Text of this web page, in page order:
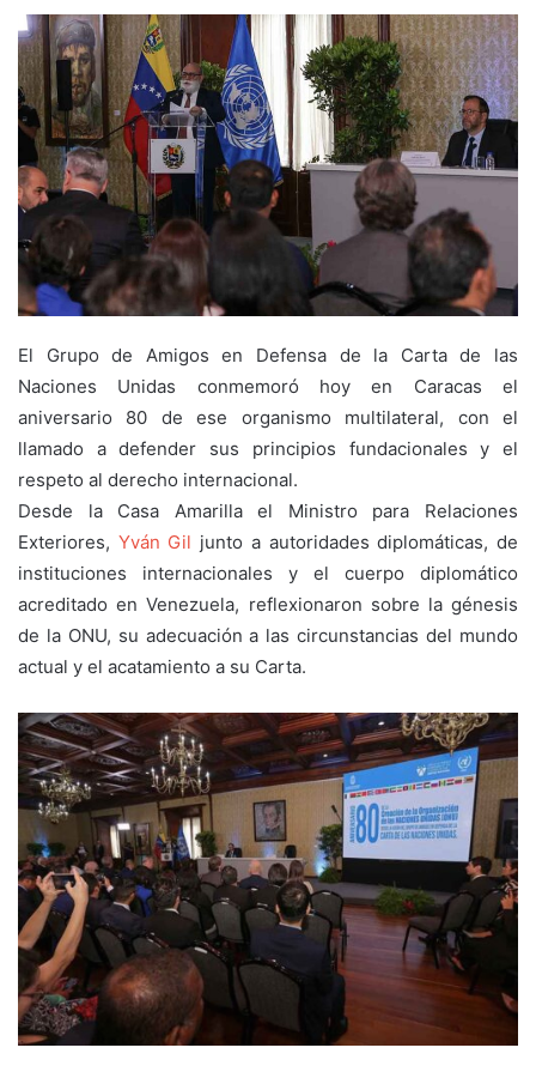
El Grupo de Amigos en Defensa de la Carta de las
Naciones Unidas conmemoró hoy en Caracas el
aniversario 80 de ese organismo multilateral, con el
llamado a defender sus principios fundacionales y el
respeto al derecho internacional.
Desde la Casa Amarilla el Ministro para Relaciones
Exteriores, Yván Gil junto a autoridades diplomáticas, de
instituciones internacionales y el cuerpo diplomático
acreditado en Venezuela, reflexionaron sobre la génesis
de la ONU, su adecuación a las circunstancias del mundo
actual y el acatamiento a su Carta.